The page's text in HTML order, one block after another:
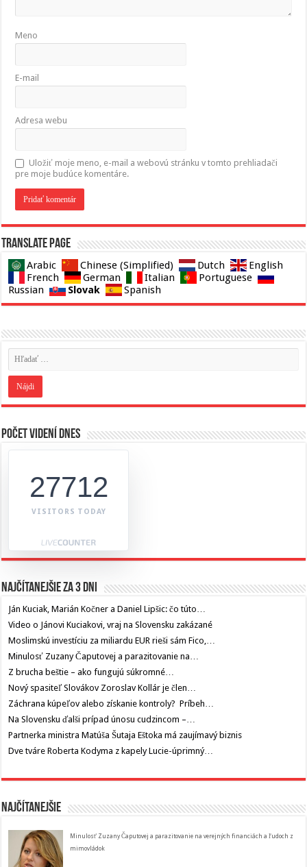
Meno
E-mail
Adresa webu
Uložiť moje meno, e-mail a webovú stránku v tomto prehliadači
pre moje budúce komentáre.
Translate page
Arabic Chinese (Simplified) Dutch
English
French
German Italian
Portuguese
Russian
Slovak Spanish
Počet videní dnes
27712
VISITORS TODAY
Najčítanejšie za 3 dni
Ján Kuciak, Marián Kočner a Daniel Lipšic: čo túto…
Video o Jánovi Kuciakovi, vraj na Slovensku zakázané
Moslimskú investíciu za miliardu EUR rieši sám Fico,…
Minulosť Zuzany Čaputovej a parazitovanie na…
Z brucha beštie – ako fungujú súkromné…
Nový spasiteľ Slovákov Zoroslav Kollár je člen…
Záchrana kúpeľov alebo získanie kontroly? Príbeh…
Na Slovensku ďalši prípad únosu cudzincom –…
Partnerka ministra Matúša Šutaja Eštoka má zaujímavý biznis
Dve tváre Roberta Kodyma z kapely Lucie-úprimný…
Najčítanejšie
Minulosť Zuzany Čaputovej a parazitovanie na verejných financiách a ľudoch z
mimovládok